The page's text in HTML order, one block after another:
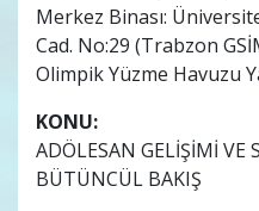
Merkez Binası:
Cad. No:29 (Trabzon
Olimpik Yüzme Havuzu
KONU:
ADÖLESAN GELİŞİMİ
BÜTÜNCÜL BAKIŞ